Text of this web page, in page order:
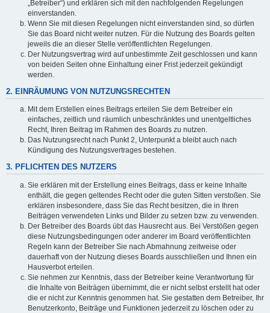
„Betreiber“) und erklären sich mit den nachfolgenden Regelungen
einverstanden.
Wenn Sie mit diesen Regelungen nicht einverstanden sind, so dürfen
Sie das Board nicht weiter nutzen. Für die Nutzung des Boards gelten
jeweils die an dieser Stelle veröffentlichten Regelungen.
Der Nutzungsvertrag wird auf unbestimmte Zeit geschlossen und kann
von beiden Seiten ohne Einhaltung einer Frist jederzeit gekündigt
werden.
2. EINRÄUMUNG VON NUTZUNGSRECHTEN
Mit dem Erstellen eines Beitrags erteilen Sie dem Betreiber ein
einfaches, zeitlich und räumlich unbeschränktes und unentgeltliches
Recht, Ihren Beitrag im Rahmen des Boards zu nutzen.
Das Nutzungsrecht nach Punkt 2, Unterpunkt a bleibt auch nach
Kündigung des Nutzungsvertrages bestehen.
3. PFLICHTEN DES NUTZERS
Sie erklären mit der Erstellung eines Beitrags, dass er keine Inhalte
enthält, die gegen geltendes Recht oder die guten Sitten verstoßen. Sie
erklären insbesondere, dass Sie das Recht besitzen, die in Ihren
Beiträgen verwendeten Links und Bilder zu setzen bzw. zu verwenden.
Der Betreiber des Boards übt das Hausrecht aus. Bei Verstößen gegen
diese Nutzungsbedingungen oder anderer im Board veröffentlichten
Regeln kann der Betreiber Sie nach Abmahnung zeitweise oder
dauerhaft von der Nutzung dieses Boards ausschließen und Ihnen ein
Hausverbot erteilen.
Sie nehmen zur Kenntnis, dass der Betreiber keine Verantwortung für
die Inhalte von Beiträgen übernimmt, die er nicht selbst erstellt hat oder
die er nicht zur Kenntnis genommen hat. Sie gestatten dem Betreiber, Ihr
Benutzerkonto, Beiträge und Funktionen jederzeit zu löschen oder zu